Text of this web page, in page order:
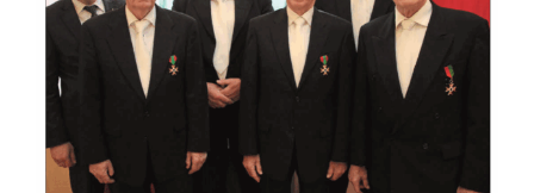
Historisches
Galerie
Kontakt